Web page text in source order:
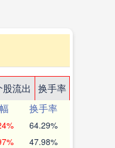
股流出
换手率
换手率
64.29%
47.98%